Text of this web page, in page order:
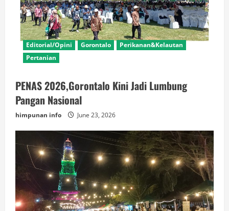
Editorial/Opini Gorontalo
Perikanan&Kelautan
Pertanian
PENAS 2026,Gorontalo Kini Jadi Lumbung
Pangan Nasional
himpunan info June 23, 2026